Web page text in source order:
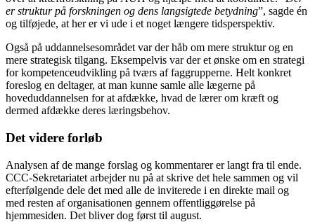
er struktur på forskningen og dens langsigtede betydning”, sagde én
og tilføjede, at her er vi ude i et noget længere tidsperspektiv.
Også på uddannelsesområdet var der håb om mere struktur og en
mere strategisk tilgang. Eksempelvis var der et ønske om en strategi
for kompetenceudvikling på tværs af faggrupperne. Helt konkret
foreslog en deltager, at man kunne samle alle lægerne på
hoveduddannelsen for at afdække, hvad de lærer om kræft og
dermed afdække deres læringsbehov.
Det videre forløb
Analysen af de mange forslag og kommentarer er langt fra til ende.
CCC-Sekretariatet arbejder nu på at skrive det hele sammen og vil
efterfølgende dele det med alle de inviterede i en direkte mail og
med resten af organisationen gennem offentliggørelse på
hjemmesiden. Det bliver dog først til august.